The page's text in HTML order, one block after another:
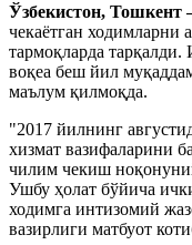
Ўзбекистон, Тошкент
чекаётган ходимларни
тармоқларда
воқеа беш йил
маълум қилмоқда.
"2017 йилнинг
хизмат вазифаларини
чилим чекиш
Ушбу ҳолат бўйича
ходимга интизомий
вазирлиги матбуот